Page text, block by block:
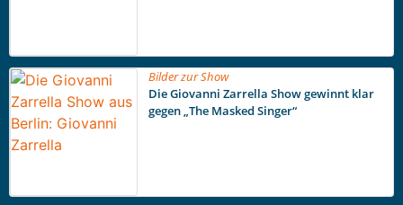
Bilder zur Show
Die Giovanni Zarrella Show gewinnt klar
gegen „The Masked Singer“